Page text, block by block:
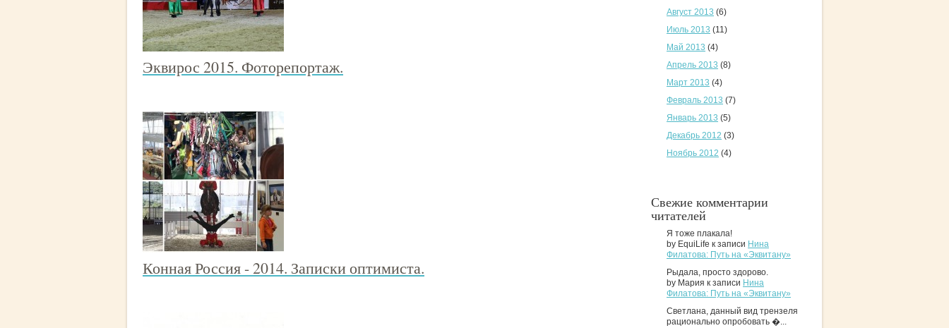
Эквирос 2015. Фоторепортаж.
Конная Россия - 2014. Записки оптимиста.
Август 2013 (6)
Июль 2013 (11)
Май 2013 (4)
Апрель 2013 (8)
Март 2013 (4)
Февраль 2013 (7)
Январь 2013 (5)
Декабрь 2012 (3)
Ноябрь 2012 (4)
Свежие комментарии
читателей
Я тоже плакала!
by EquiLife к записи Нина
Филатова: Путь на «Эквитану»
Рыдала, просто здорово.
by Мария к записи Нина
Филатова: Путь на «Эквитану»
Светлана, данный вид трензеля
рационально опробовать �...